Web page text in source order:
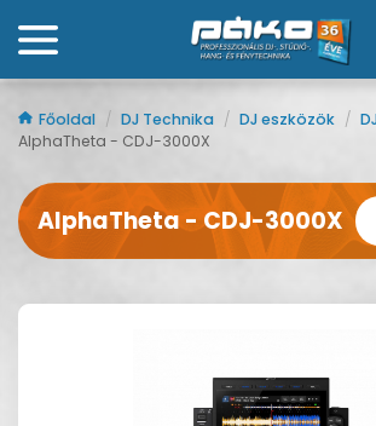
Főoldal / DJ Technika / DJ eszközök /
AlphaTheta - CDJ-3000X
AlphaTheta - CDJ-3000X